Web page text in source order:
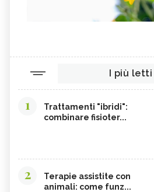
I più letti
1
Trattamenti "ibridi":
combinare fisioter...
2
Terapie assistite con
animali: come funz...